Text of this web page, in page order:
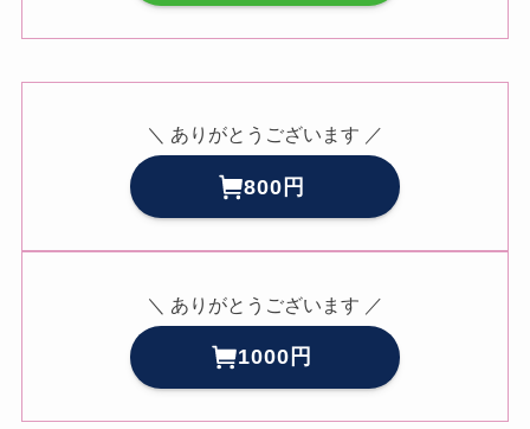
＼ ありがとうございます ／
800円
＼ ありがとうございます ／
1000円